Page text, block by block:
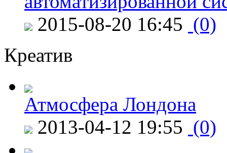
2015-08-20 16:45 (0)
Креатив
Атмосфера Лондона
2013-04-12 19:55 (0)